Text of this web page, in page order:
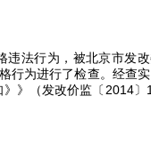
法行为，被北京市发
行为进行了检查。经查
》》（发改价监〔 2014〕